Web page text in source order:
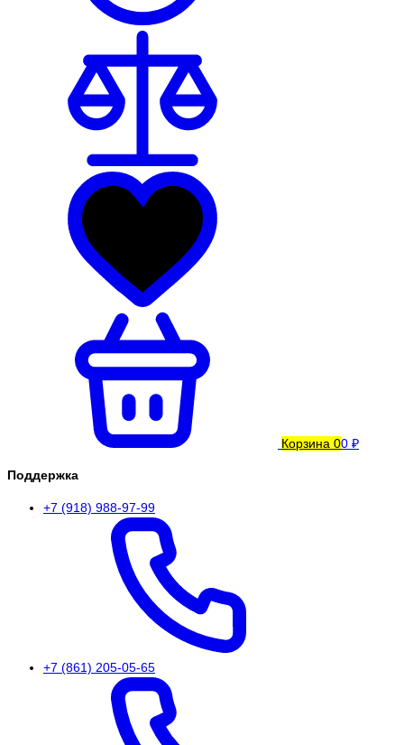
Корзина 00 ₽
Поддержка
+7 (918) 988-97-99
+7 (861) 205-05-65